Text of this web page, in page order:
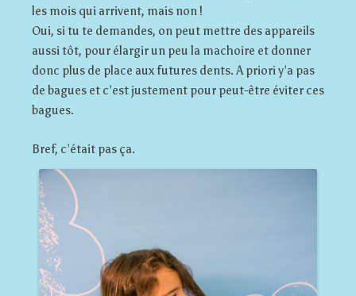
les mois qui arrivent, mais non !
Oui, si tu te demandes, on peut mettre des appareils
aussi tôt, pour élargir un peu la machoire et donner
donc plus de place aux futures dents. A priori y’a pas
de bagues et c’est justement pour peut-être éviter ces
bagues.
Bref, c’était pas ça.